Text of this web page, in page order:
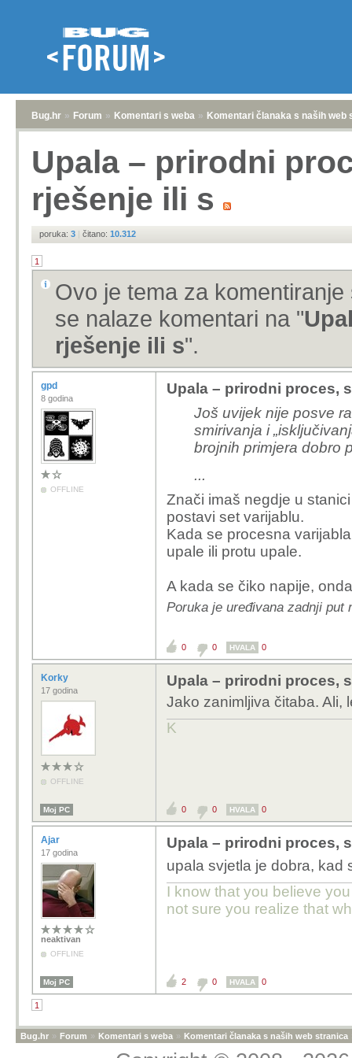
Bug.hr » Forum » Komentari s weba » Komentari članaka s naših web
Upala – prirodni
rješenje ili s
poruka: 3 | čitano: 10.312
1
Ovo je tema za
se nalaze komentari na "
rješenje ili s".
gpd
8 godina
OFFLINE
Upala – prirodni proces,
Još uvijek nije posve
smirivanja i
brojnih primjera dobro
...
Znači imaš negdje u
postavi set varijablu.
Kada se procesna
upale ili protu upale.
A kada se čiko napije,
Poruka je uređivana zadnji put
0 0 HVALA 0
Korky
17 godina
OFFLINE
Upala – prirodni proces,
Jako zanimljiva čitaba. Ali,
K
Moj PC 0 0 HVALA 0
Ajar
17 godina
neaktivan
OFFLINE
Upala – prirodni proces,
upala svjetla je dobra, kad
I know that you believe
not sure you realize that
Moj PC 2 0 HVALA 0
1
Bug.hr » Forum » Komentari s weba » Komentari članaka s naših web stranica